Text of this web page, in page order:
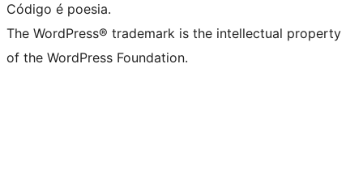
Código é poesia.
The WordPress® trademark is the intellectual property
of the WordPress Foundation.